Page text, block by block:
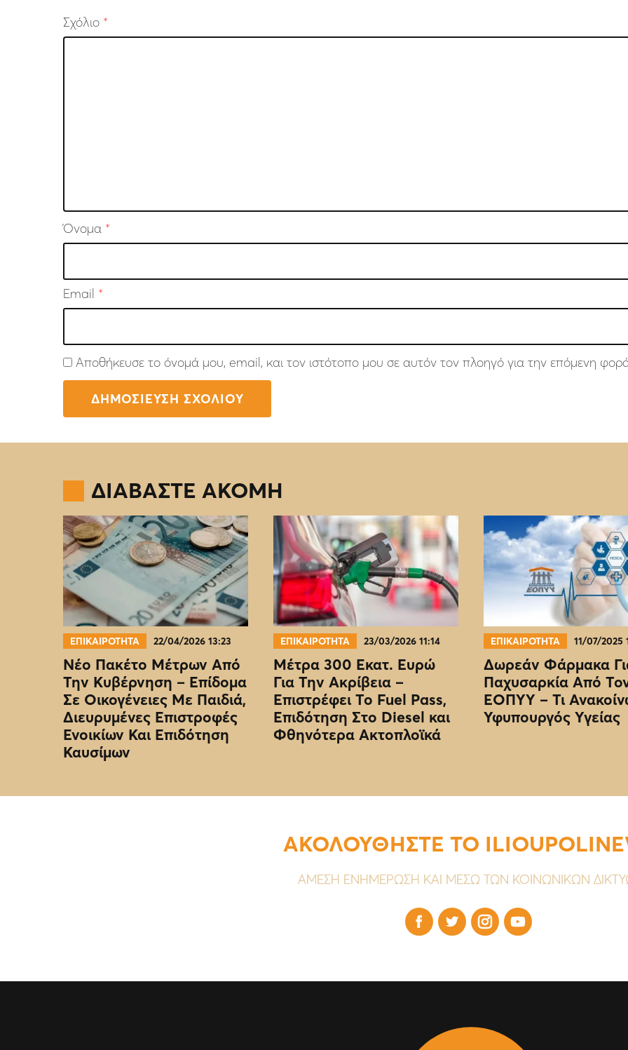
Σχόλιο *
Όνομα *
Email *
Αποθήκευσε το όνομά μου, email, και τον ιστότοπο μου σε αυτόν τον πλοηγό για την επόμενη
ΔΙΑΒΑΣΤΕ ΑΚΟΜΗ
ΕΠΙΚΑΙΡΟΤΗΤΑ 22/04/2026 13:23
Νέο Πακέτο Μέτρων Από
Την Κυβέρνηση – Επίδομα
Σε Οικογένειες Με Παιδιά,
Διευρυμένες Επιστροφές
Ενοικίων Και Επιδότηση
Καυσίμων
ΕΠΙΚΑΙΡΟΤΗΤΑ 23/03/2026 11:14
Μέτρα 300 Εκατ. Ευρώ
Για Την Ακρίβεια –
Επιστρέφει Το Fuel Pass,
Επιδότηση Στο Diesel και
Φθηνότερα Ακτοπλοϊκά
ΕΠΙΚΑΙΡΟΤΗΤΑ 11/07/2025
Δωρεάν Φάρμακα
Παχυσαρκία Από
EOΠΥΥ – Τι
Υφυπουργός Υγείας
ΑΚΟΛΟΥΘΗΣΤΕ ΤΟ
ΑΜΕΣΗ ΕΝΗΜΕΡΩΣΗ ΚΑΙ ΜΕΣΩ ΤΩΝ ΚΟΙΝΩΝΙΚΩΝ
   